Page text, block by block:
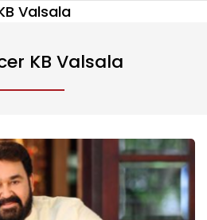
Valsala
KB Valsala